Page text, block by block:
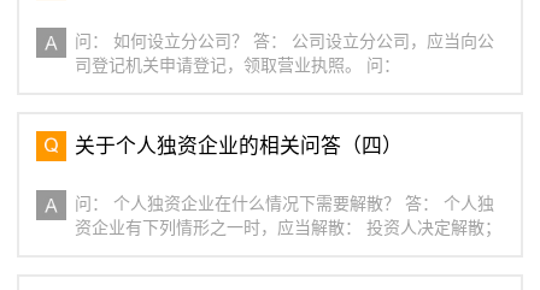
よくあるご質問
问： 如何设立分公司？ 答： 公司设立分公司，应当向公
司登记机关申请登记，领取营业执照。 问：
关于个人独资企业的相关问答（四）
问： 个人独资企业在什么情况下需要解散？ 答： 个人独
资企业有下列情形之一时，应当解散： 投资人决定解散；